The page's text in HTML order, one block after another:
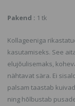
Pakend : 1 tk
Kollageeniga
kasutamiseks. See
elujõulisemaks,
nähtavat sära. Ei
palsam taastab
ning hõlbustab